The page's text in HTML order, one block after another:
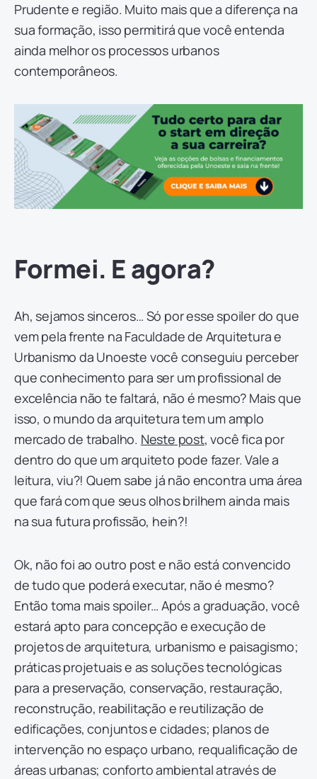
Prudente e região. Muito mais que a diferença na
sua formação, isso permitirá que você entenda
ainda melhor os processos urbanos
contemporâneos.
Formei. E agora?
Ah, sejamos sinceros… Só por esse spoiler do que
vem pela frente na Faculdade de Arquitetura e
Urbanismo da Unoeste você conseguiu perceber
que conhecimento para ser um profissional de
excelência não te faltará, não é mesmo? Mais que
isso, o mundo da arquitetura tem um amplo
mercado de trabalho. Neste post, você fica por
dentro do que um arquiteto pode fazer. Vale a
leitura, viu?! Quem sabe já não encontra uma área
que fará com que seus olhos brilhem ainda mais
na sua futura profissão, hein?!
Ok, não foi ao outro post e não está convencido
de tudo que poderá executar, não é mesmo?
Então toma mais spoiler… Após a graduação, você
estará apto para concepção e execução de
projetos de arquitetura, urbanismo e paisagismo;
práticas projetuais e as soluções tecnológicas
para a preservação, conservação, restauração,
reconstrução, reabilitação e reutilização de
edificações, conjuntos e cidades; planos de
intervenção no espaço urbano, requalificação de
áreas urbanas; conforto ambiental através de